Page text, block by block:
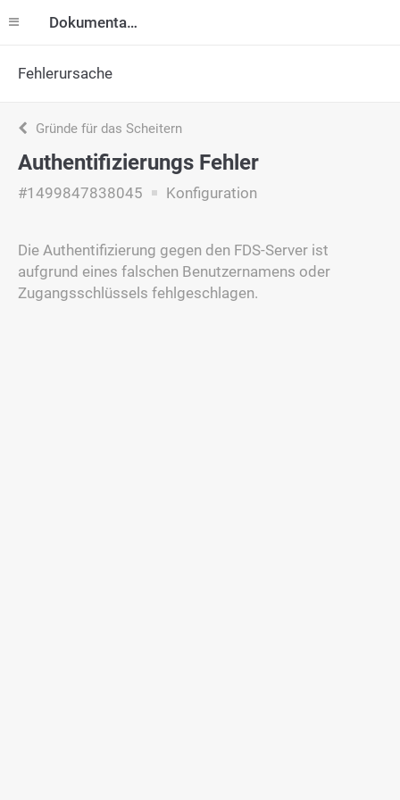
Dokumentation
Fehlerursache
Gründe für das Scheitern
Authentifizierungs Fehler
#1499847838045 Konfiguration
Die Authentifizierung gegen den FDS-Server ist
aufgrund eines falschen Benutzernamens oder
Zugangsschlüssels fehlgeschlagen.